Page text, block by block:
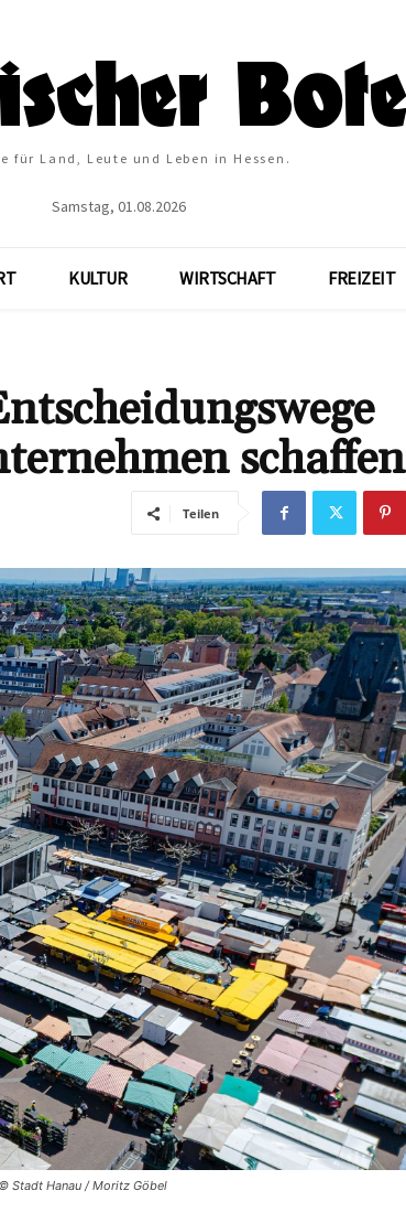
für Land, Leute und Leben in Hessen.
Samstag, 01.08.2026
KULTUR WIRTSCHAFT FREIZEIT
schaffen
Teilen
Stadt Hanau / Moritz Göbel